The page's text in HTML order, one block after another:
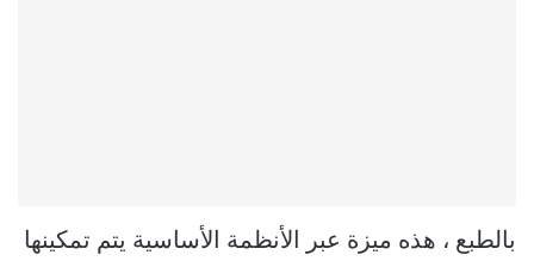
بالطبع ، هذه ميزة عبر الأنظمة الأساسية يتم تمكينها